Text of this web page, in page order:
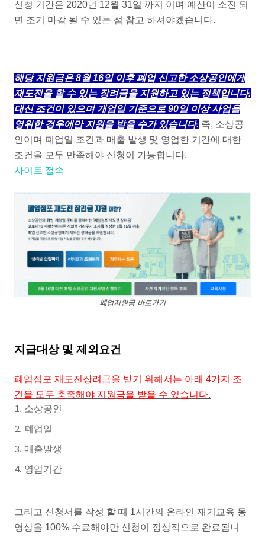
신청 기간은 2020년 12월 31일 까지 이며 예산이 소진 되
면 조기 마감 될 수 있는 점 참고 하셔야겠습니다.
해당 지원금은 8월 16일 이후 폐업 신고한 소상공인에게
재도전을 할 수 있는 장려금을 지원하고 있는 정책입니다.
대신 조건이 있으며 개업일 기준으로 90일 이상 사업을
영위한 경우에만 지원을 받을 수가 있습니다. 즉, 소상공
인이며 폐업일 조건과 매출 발생 및 영업한 기간에 대한
조건을 모두 만족해야 신청이 가능합니다.
사이트 접속
폐업지원금 바로가기
지급대상 및 제외요건
폐업점포 재도전장려금을 받기 위해서는 아래 4가지 조
건을 모두 충족해야 지원금을 받을 수 있습니다.
소상공인
폐업일
매출발생
영업기간
그리고 신청서를 작성 할 때 1시간의 온라인 재기교육 동
영상을 100% 수료해야만 신청이 정상적으로 완료됩니